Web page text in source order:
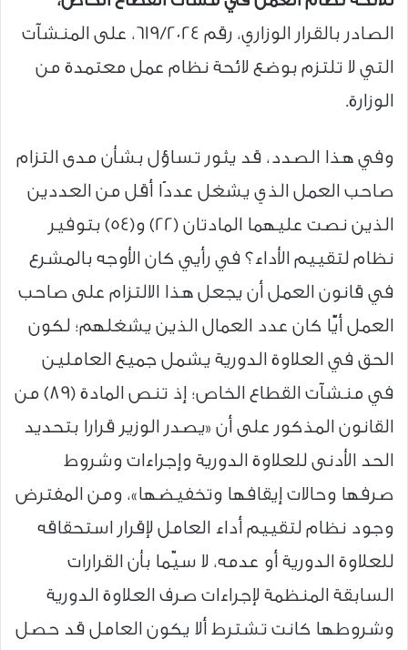
الصادر بالقرار الوزاري، رقم 619/2024، على المنشآت
التي لا تلتزم بوضع لائحة نظام عمل معتمدة من
الوزارة.
وفي هذا الصدد، قد يثور تساؤل بشأن مدى التزام
صاحب العمل الذي يشغل عددًا أقل من العددين
الذين نصت عليهما المادتان (22) و(54) بتوفير
نظام لتقييم الأداء؟ في رأيي كان الأوجه بالمشرع
في قانون العمل أن يجعل هذا الالتزام على صاحب
العمل أيًّا كان عدد العمال الذين يشغلهم؛ لكون
الحق في العلاوة الدورية يشمل جميع العاملين
في منشآت القطاع الخاص؛ إذ تنص المادة (89) من
القانون المذكور على أن «يصدر الوزير قرارا بتحديد
الحد الأدنى للعلاوة الدورية وإجراءات وشروط
صرفها وحالات إيقافها وتخفيضها»، ومن المفترض
وجود نظام لتقييم أداء العامل لإقرار استحقاقه
للعلاوة الدورية أو عدمه، لا سيّما بأن القرارات
السابقة المنظمة لإجراءات صرف العلاوة الدورية
وشروطها كانت تشترط ألا يكون العامل قد حصل